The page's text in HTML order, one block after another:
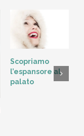
Scopriamo
l’espansore al
palato